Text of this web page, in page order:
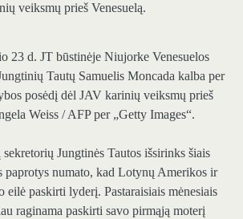
23 d. JT būstinėje Niujorke Venesuelos
Tautų Samuelis Moncada kalba per
posėdį dėl JAV karinių veiksmų prieš
Weiss / AFP per „Getty Images“.
Jungtinės Tautos išsirinks šiais
paprotys numato, kad Lotynų Amerikos ir
eilė paskirti lyderį. Pastaraisiais mėnesiais
raginama paskirti savo pirmąją moterį